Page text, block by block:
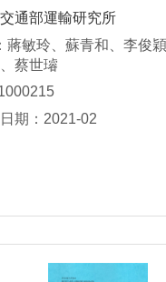
交通部運輸研究所
蔣敏玲、蘇青和、李俊
蔡世璿
期：2021-02